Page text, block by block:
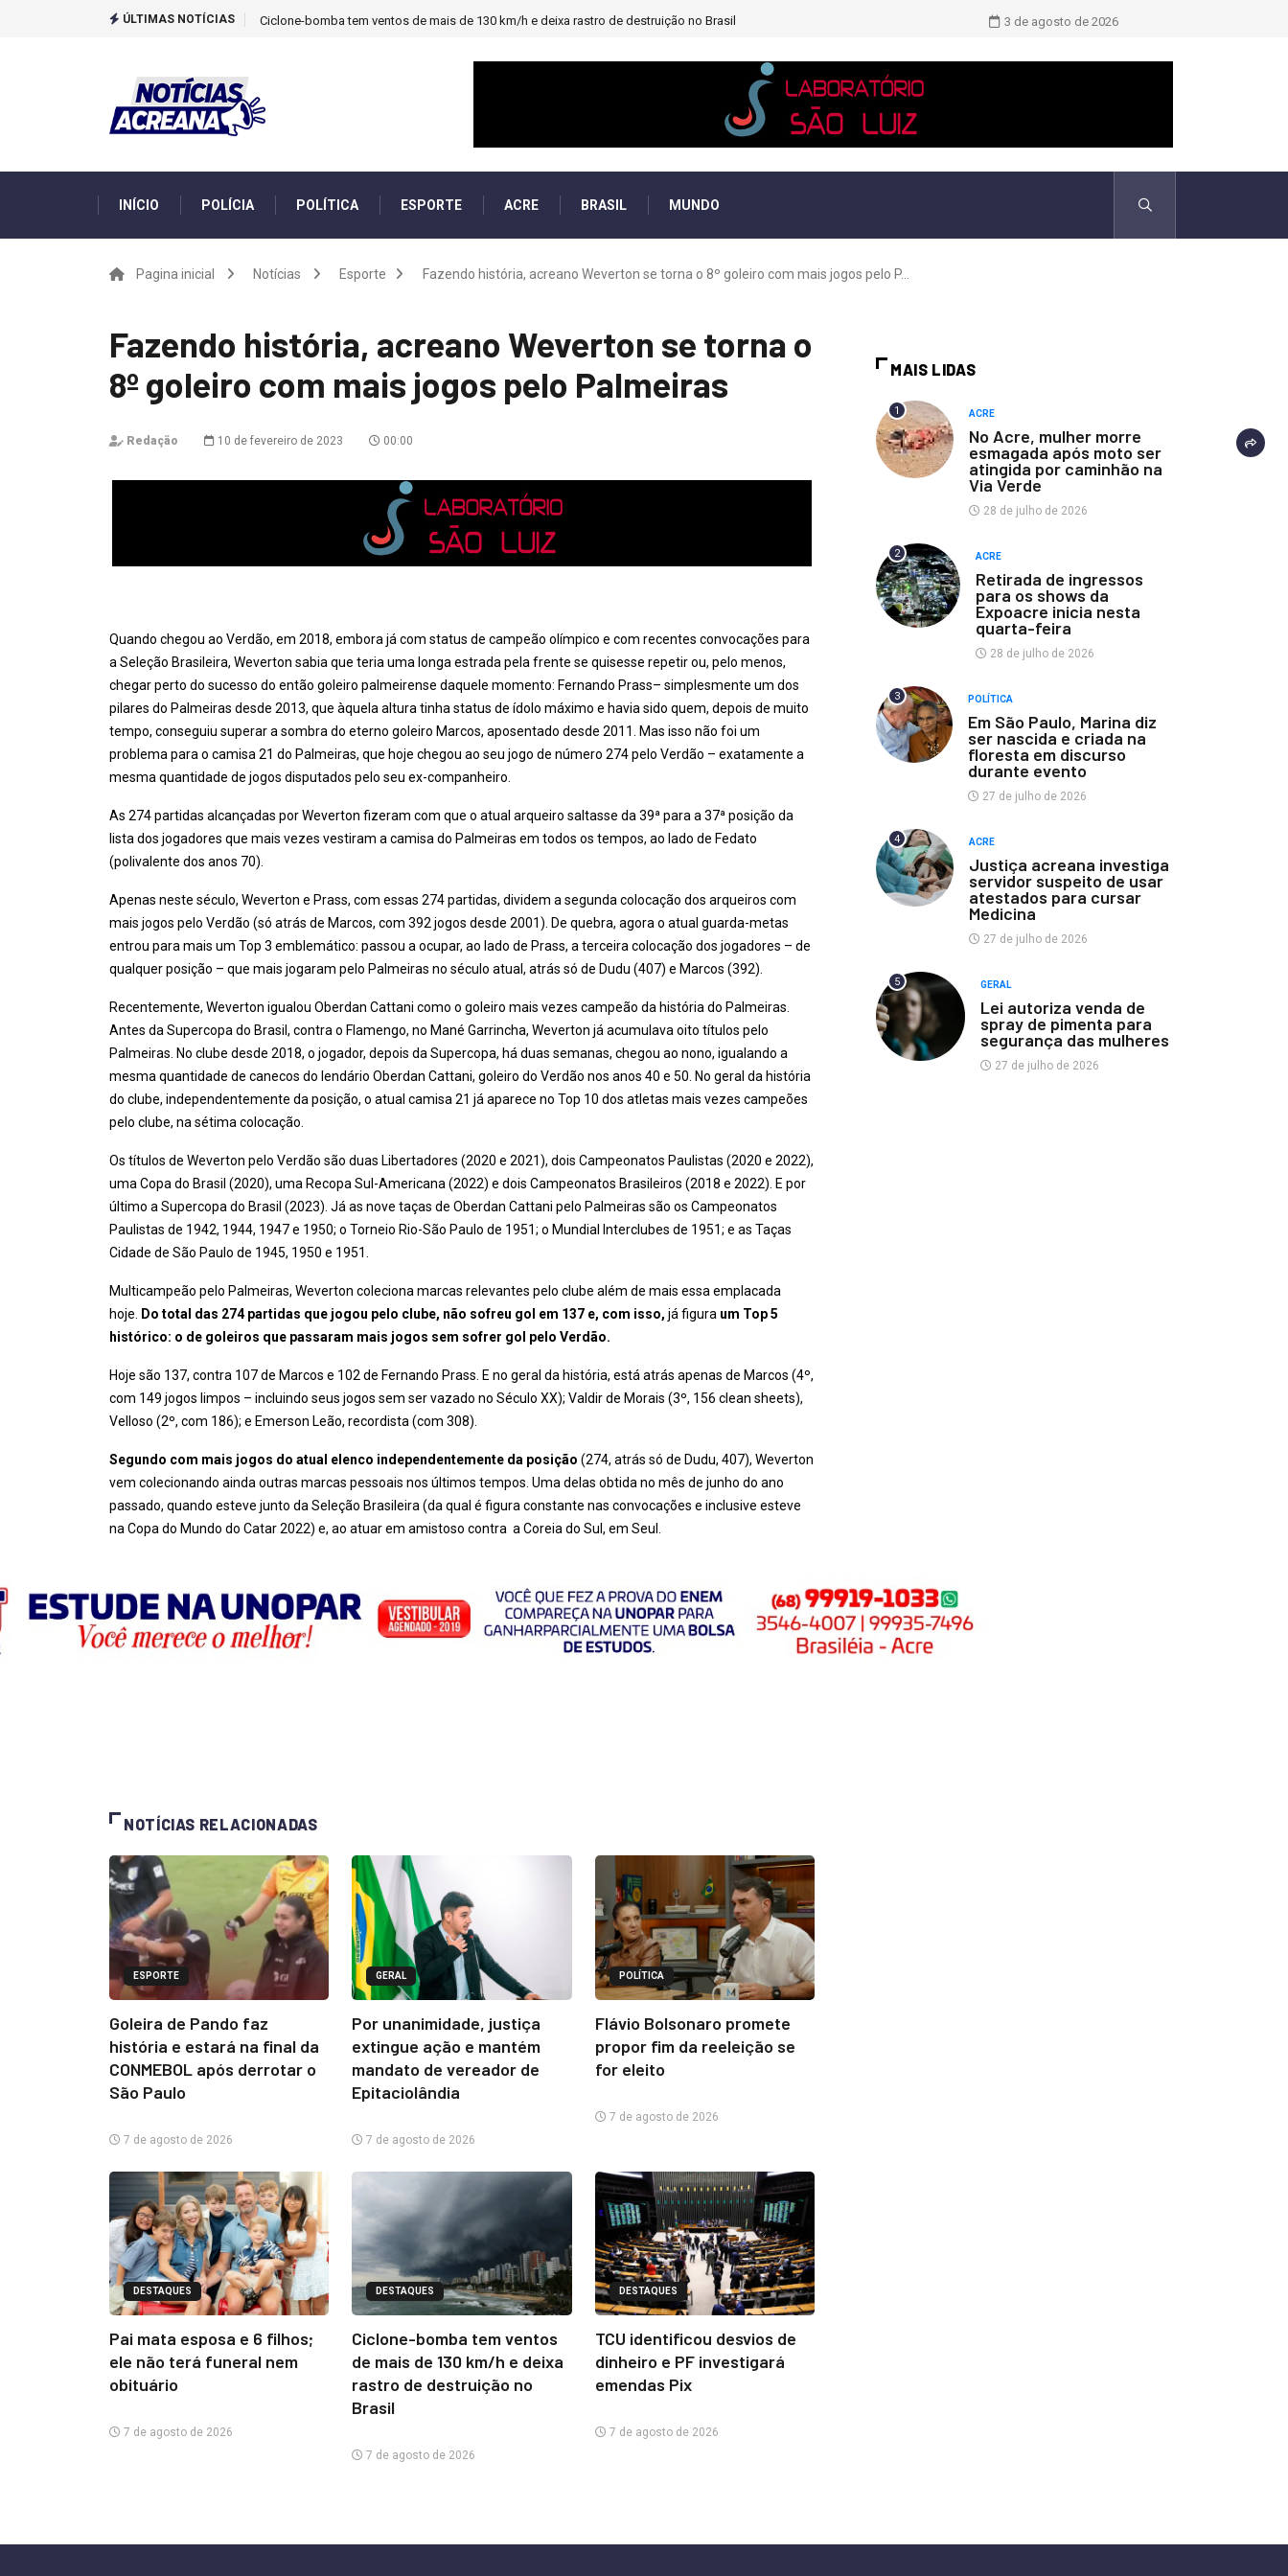
ÚLTIMAS NOTÍCIAS Ciclone-bomba tem ventos de mais de 130 km/h e deixa rastro de destruição no Brasil TCU identificou desvios de dinheiro
3 de agosto de 2026
INÍCIO POLÍCIA POLÍTICA ESPORTE ACRE BRASIL MUNDO
Pagina inicial Notícias Esporte Fazendo história, acreano Weverton se torna o 8º goleiro com mais jogos pelo P...
Fazendo história, acreano Weverton se torna o
8º goleiro com mais jogos pelo Palmeiras
Redação 10 de fevereiro de 2023 00:00
Quando chegou ao Verdão, em 2018, embora já com status de campeão olímpico e com recentes convocações para
a Seleção Brasileira, Weverton sabia que teria uma longa estrada pela frente se quisesse repetir ou, pelo menos,
chegar perto do sucesso do então goleiro palmeirense daquele momento: Fernando Prass– simplesmente um dos
pilares do Palmeiras desde 2013, que àquela altura tinha status de ídolo máximo e havia sido quem, depois de muito
tempo, conseguiu superar a sombra do eterno goleiro Marcos, aposentado desde 2011. Mas isso não foi um
problema para o camisa 21 do Palmeiras, que hoje chegou ao seu jogo de número 274 pelo Verdão – exatamente a
mesma quantidade de jogos disputados pelo seu ex-companheiro.
As 274 partidas alcançadas por Weverton fizeram com que o atual arqueiro saltasse da 39ª para a 37ª posição da
lista dos jogadores que mais vezes vestiram a camisa do Palmeiras em todos os tempos, ao lado de Fedato
(polivalente dos anos 70).
Apenas neste século, Weverton e Prass, com essas 274 partidas, dividem a segunda colocação dos arqueiros com
mais jogos pelo Verdão (só atrás de Marcos, com 392 jogos desde 2001). De quebra, agora o atual guarda-metas
entrou para mais um Top 3 emblemático: passou a ocupar, ao lado de Prass, a terceira colocação dos jogadores – de
qualquer posição – que mais jogaram pelo Palmeiras no século atual, atrás só de Dudu (407) e Marcos (392).
Recentemente, Weverton igualou Oberdan Cattani como o goleiro mais vezes campeão da história do Palmeiras.
Antes da Supercopa do Brasil, contra o Flamengo, no Mané Garrincha, Weverton já acumulava oito títulos pelo
Palmeiras. No clube desde 2018, o jogador, depois da Supercopa, há duas semanas, chegou ao nono, igualando a
mesma quantidade de canecos do lendário Oberdan Cattani, goleiro do Verdão nos anos 40 e 50. No geral da história
do clube, independentemente da posição, o atual camisa 21 já aparece no Top 10 dos atletas mais vezes campeões
pelo clube, na sétima colocação.
Os títulos de Weverton pelo Verdão são duas Libertadores (2020 e 2021), dois Campeonatos Paulistas (2020 e 2022),
uma Copa do Brasil (2020), uma Recopa Sul-Americana (2022) e dois Campeonatos Brasileiros (2018 e 2022). E por
último a Supercopa do Brasil (2023). Já as nove taças de Oberdan Cattani pelo Palmeiras são os Campeonatos
Paulistas de 1942, 1944, 1947 e 1950; o Torneio Rio-São Paulo de 1951; o Mundial Interclubes de 1951; e as Taças
Cidade de São Paulo de 1945, 1950 e 1951.
Multicampeão pelo Palmeiras, Weverton coleciona marcas relevantes pelo clube além de mais essa emplacada
hoje.
Do total das 274 partidas que jogou pelo clube, não sofreu gol em 137 e, com isso, já figura um Top 5
histórico: o de goleiros que passaram mais jogos sem sofrer gol pelo Verdão.
Hoje são 137, contra 107 de Marcos e 102 de Fernando Prass. E no geral da história, está atrás apenas de Marcos (4º,
com 149 jogos limpos – incluindo seus jogos sem ser vazado no Século XX); Valdir de Morais (3º, 156 clean sheets),
Velloso (2º, com 186); e Emerson Leão, recordista (com 308).
Segundo com mais jogos do atual elenco independentemente da posição (274, atrás só de Dudu, 407), Weverton
vem colecionando ainda outras marcas pessoais nos últimos tempos. Uma delas obtida no mês de junho do ano
passado, quando esteve junto da Seleção Brasileira (da qual é figura constante nas convocações e inclusive esteve
na Copa do Mundo do Catar 2022) e, ao atuar em amistoso contra a Coreia do Sul, em Seul.
NOTÍCIAS RELACIONADAS
ESPORTE
Goleira de Pando faz
história e estará na final da
CONMEBOL após derrotar o
São Paulo
7 de agosto de 2026
GERAL
Por unanimidade, justiça
extingue ação e mantém
mandato de vereador de
Epitaciolândia
7 de agosto de 2026
POLÍTICA
Flávio Bolsonaro promete
propor fim da reeleição se
for eleito
7 de agosto de 2026
DESTAQUES
Pai mata esposa e 6 filhos;
ele não terá funeral nem
obituário
7 de agosto de 2026
DESTAQUES
Ciclone-bomba tem ventos
de mais de 130 km/h e deixa
rastro de destruição no
Brasil
7 de agosto de 2026
DESTAQUES
TCU identificou desvios de
dinheiro e PF investigará
emendas Pix
7 de agosto de 2026
MAIS LIDAS
1 ACRE
No Acre, mulher morre
esmagada após moto ser
atingida por caminhão na
Via Verde
28 de julho de 2026
2 ACRE
Retirada de ingressos
para os shows da
Expoacre inicia nesta
quarta-feira
28 de julho de 2026
3 POLÍTICA
Em São Paulo, Marina diz
ser nascida e criada na
floresta em discurso
durante evento
27 de julho de 2026
4 ACRE
Justiça acreana investiga
servidor suspeito de usar
atestados para cursar
Medicina
27 de julho de 2026
5 GERAL
Lei autoriza venda de
spray de pimenta para
segurança das mulheres
27 de julho de 2026